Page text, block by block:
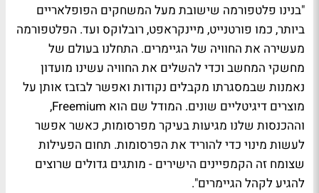
"בנינו פלטפורמה שישובת מעל המשחקים הפופלאריים
ביותר, כמו פורטנייט, מיינקראפט, רובלוקס ועד. הפלטפורמה
מעשירה את החוויה של הגיימרים. התחלנו בעולם של
מחשקי המחשב וכדי להשלים את החוויה עשינו מועדון
נאמנות שבמסגרתו מקבלים נקודות ואפשר לבזבז אותן על
מוצרים דיגיטליים שונים. המודל שם הוא Freemium,
וההכנסות שלנו מגיעות בעיקר מפרסומות, כאשר אפשר
לעשות מינוי כדי להוריד את הפרסומות. תחום הפעילות
שצומח זה הקמפיינים הישירים - מותגים גדולים שרוצים
להגיע לקהל הגיימרים".